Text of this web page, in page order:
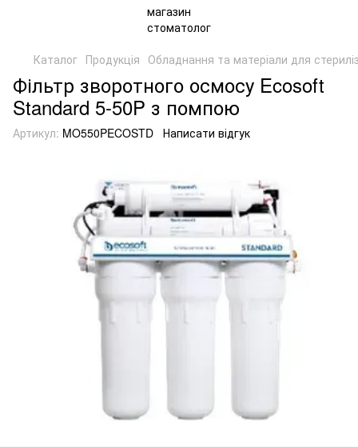
Каталог Продукція Обладнання та матеріали для
Фільтр зворотного осмосу Ecosoft
Standard 5-50P з помпою
Артикул: MO550PECOSTD Написати відгук